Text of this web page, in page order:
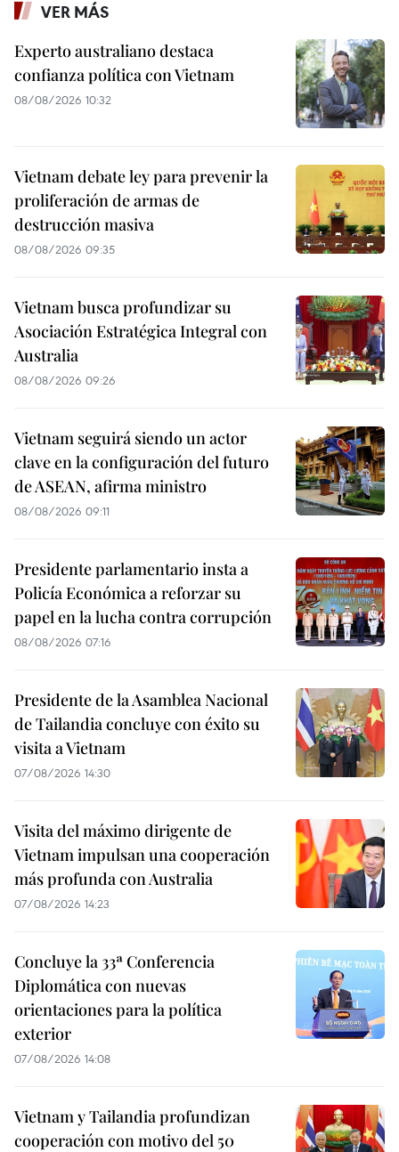
VER MÁS
Experto australiano destaca
confianza política con Vietnam
08/08/2026 10:32
Vietnam debate ley para prevenir la
proliferación de armas de
destrucción masiva
08/08/2026 09:35
Vietnam busca profundizar su
Asociación Estratégica Integral con
Australia
08/08/2026 09:26
Vietnam seguirá siendo un actor
clave en la configuración del futuro
de ASEAN, afirma ministro
08/08/2026 09:11
Presidente parlamentario insta a
Policía Económica a reforzar su
papel en la lucha contra corrupción
08/08/2026 07:16
Presidente de la Asamblea Nacional
de Tailandia concluye con éxito su
visita a Vietnam
07/08/2026 14:30
Visita del máximo dirigente de
Vietnam impulsan una cooperación
más profunda con Australia
07/08/2026 14:23
Concluye la 33ª Conferencia
Diplomática con nuevas
orientaciones para la política
exterior
07/08/2026 14:08
Vietnam y Tailandia profundizan
cooperación con motivo del 50